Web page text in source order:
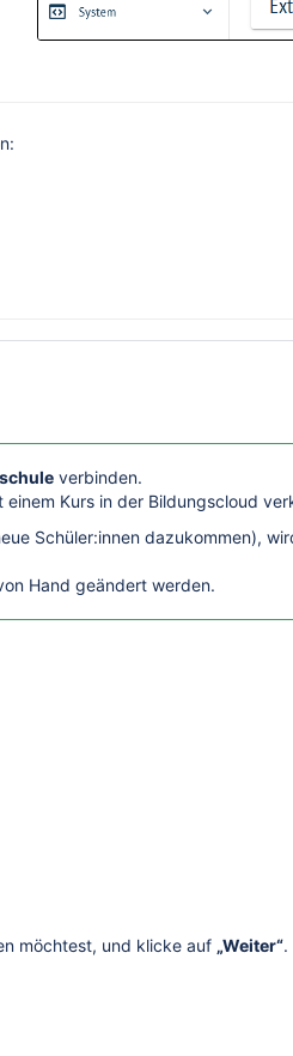
verbinden.
einem Kurs in der Bildungscloud
Schüler:innen dazukommen),
Hand geändert werden.
möchtest, und klicke auf „Weiter“.